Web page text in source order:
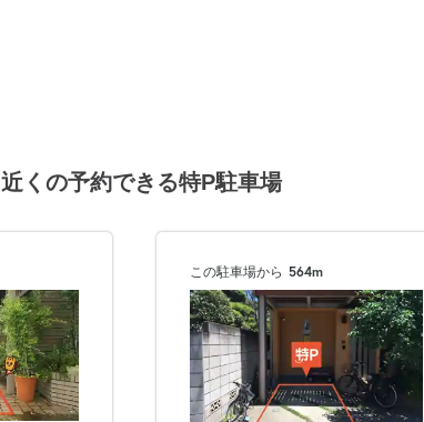
近くの予約できる特P駐車場
この駐車場から 564m